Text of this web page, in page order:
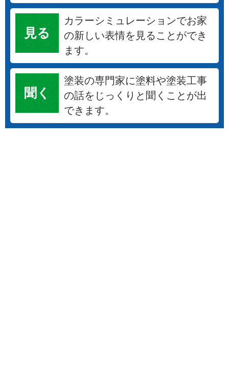
ます。
聞く
塗装の専門家に塗料や塗装工事
の話をじっくりと聞くことが出
できます。